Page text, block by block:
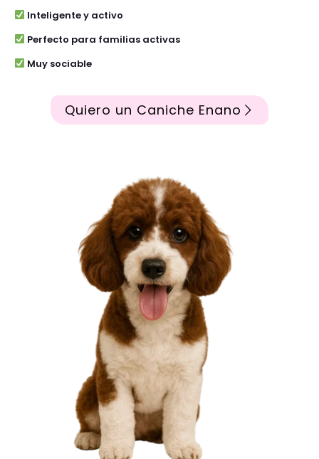
Inteligente y activo
Perfecto para familias activas
Muy sociable
Quiero un Caniche Enano